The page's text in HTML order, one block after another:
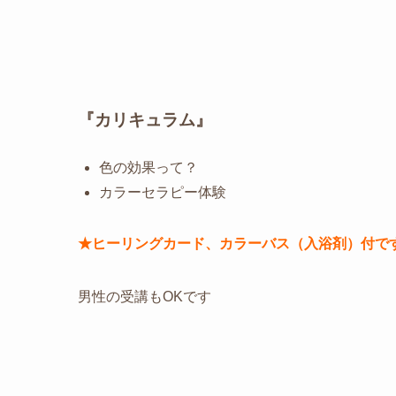
『カリキュラム』
色の効果って？
カラーセラピー体験
★ヒーリングカード、カラーバス（入浴剤）付で
男性の受講もOKです